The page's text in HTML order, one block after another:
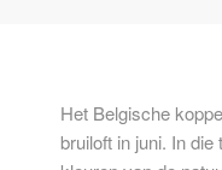
Het Belgische
bruiloft in juni. In